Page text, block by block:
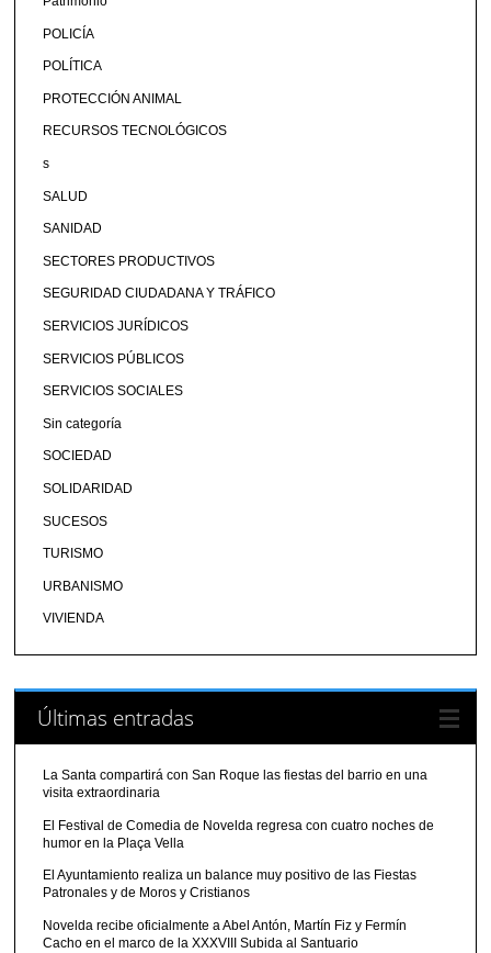
POLICÍA
POLÍTICA
PROTECCIÓN ANIMAL
RECURSOS TECNOLÓGICOS
s
SALUD
SANIDAD
SECTORES PRODUCTIVOS
SEGURIDAD CIUDADANA Y TRÁFICO
SERVICIOS JURÍDICOS
SERVICIOS PÚBLICOS
SERVICIOS SOCIALES
Sin categoría
SOCIEDAD
SOLIDARIDAD
SUCESOS
TURISMO
URBANISMO
VIVIENDA
Últimas entradas
La Santa compartirá con San Roque las fiestas del barrio en una
visita extraordinaria
El Festival de Comedia de Novelda regresa con cuatro noches de
humor en la Plaça Vella
El Ayuntamiento realiza un balance muy positivo de las Fiestas
Patronales y de Moros y Cristianos
Novelda recibe oficialmente a Abel Antón, Martín Fiz y Fermín
Cacho en el marco de la XXXVIII Subida al Santuario